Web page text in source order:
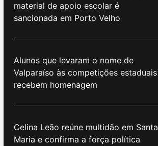
material de apoio escolar é
sancionada em Porto Velho
Alunos que levaram o nome de
Valparaíso às competições estaduais
recebem homenagem
Celina Leão reúne multidão em Santa
Maria e confirma a força política